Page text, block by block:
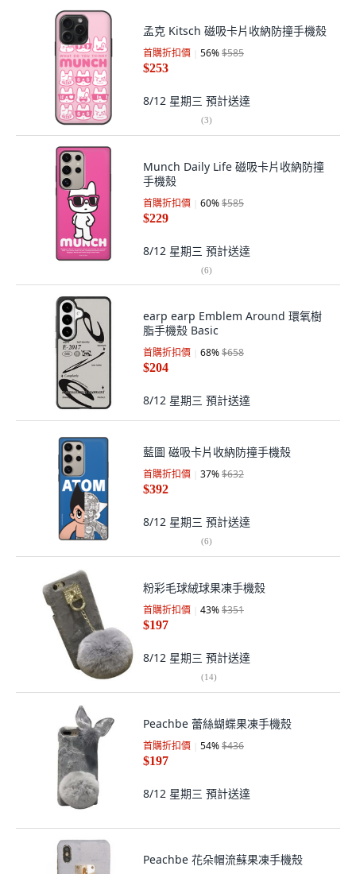
孟克 Kitsch 磁吸卡片收納防撞手機殼
首購折扣價 56%$585
$253
8/12 星期三 預計送達
(3)
Munch Daily Life 磁吸卡片收納防撞
手機殼
首購折扣價 60%$585
$229
8/12 星期三 預計送達
(6)
earp earp Emblem Around 環氧樹
脂手機殼 Basic
首購折扣價 68%$658
$204
8/12 星期三 預計送達
藍圖 磁吸卡片收納防撞手機殼
首購折扣價 37%$632
$392
8/12 星期三 預計送達
(6)
粉彩毛球絨球果凍手機殼
首購折扣價 43%$351
$197
8/12 星期三 預計送達
(14)
Peachbe 蕾絲蝴蝶果凍手機殼
首購折扣價 54%$436
$197
8/12 星期三 預計送達
Peachbe 花朵帽流蘇果凍手機殼